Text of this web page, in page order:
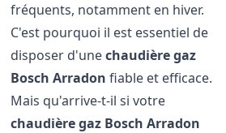
fréquents, notamment en hiver.
C'est pourquoi il est essentiel de
disposer d'unechaudière gaz
Bosch Arradon fiable et efficace.
Mais qu'arrive-t-il si votre
chaudière gaz Bosch Arradon